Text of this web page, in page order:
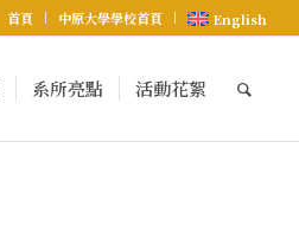
首頁 中原大學學校首頁 English
系所亮點 活動花絮